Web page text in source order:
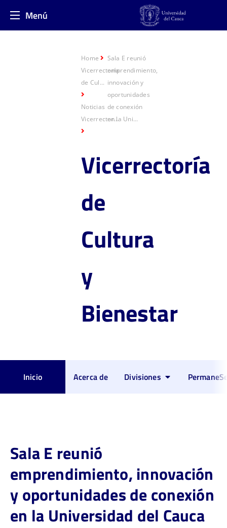
Menú
Home
Vicerrectoría
de Cul...
Noticias
Vicerrector...
Sala E reunió
emprendimiento,
innovación y
oportunidades
de conexión
en la Uni...
Vicerrectoría
de
Cultura
y
Bienestar
Inicio Acerca de Divisiones
Sala E reunió
emprendimiento, innovación
y oportunidades de conexión
en la Universidad del Cauca